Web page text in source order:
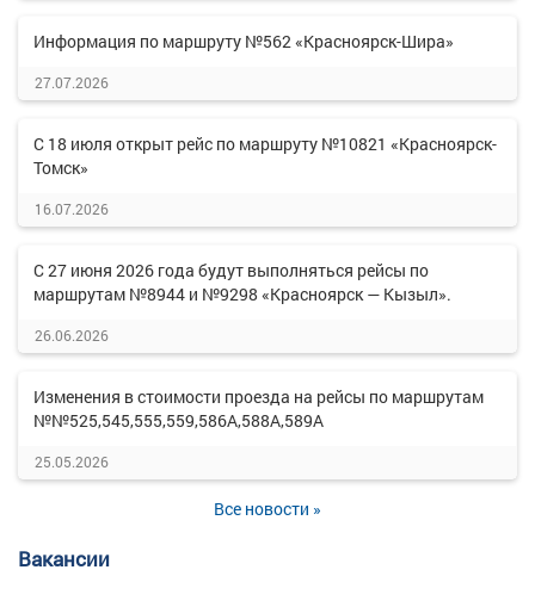
Информация по маршруту №562 «Красноярск-Шира»
27.07.2026
С 18 июля открыт рейс по маршруту №10821 «Красноярск-
Томск»
16.07.2026
С 27 июня 2026 года будут выполняться рейсы по
маршрутам №8944 и №9298 «Красноярск — Кызыл».
26.06.2026
Изменения в стоимости проезда на рейсы по маршрутам
№№525,545,555,559,586А,588А,589А
25.05.2026
Все новости »
Вакансии